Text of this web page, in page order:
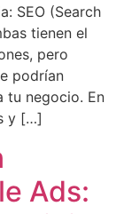
SEO (Search
tienen el
pero
podrían
tu negocio. En
y […]
Ads: